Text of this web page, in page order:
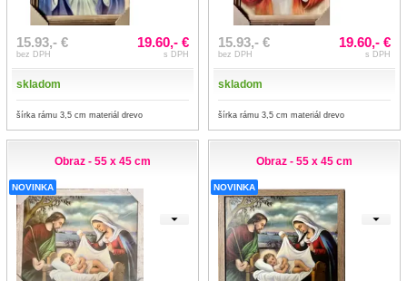
15.93,- €
bez DPH
19.60,- €
s DPH
skladom
šírka rámu 3,5 cm materiál drevo
15.93,- €
bez DPH
19.60,- €
s DPH
skladom
šírka rámu 3,5 cm materiál drevo
Obraz - 55 x 45 cm
NOVINKA
Obraz - 55 x 45 cm
NOVINKA